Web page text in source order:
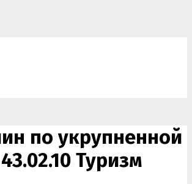
по укрупненной
Туризм